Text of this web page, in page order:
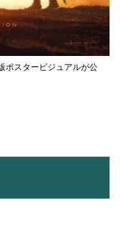
ポスタービジュアルが公